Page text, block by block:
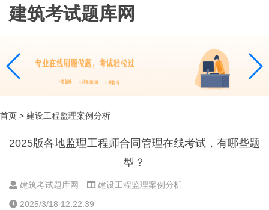
建筑考试题库网
首页 > 建设工程监理案例分析
2025版各地监理工程师合同管理在线考试，有哪些题
型？
建筑考试题库网
建设工程监理案例分析
2025/3/18 12:22:39